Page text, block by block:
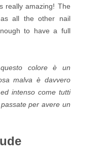
really amazing! The
all the other nail
to have a full
colore è un
malva è davvero
intenso come tutti
per avere un